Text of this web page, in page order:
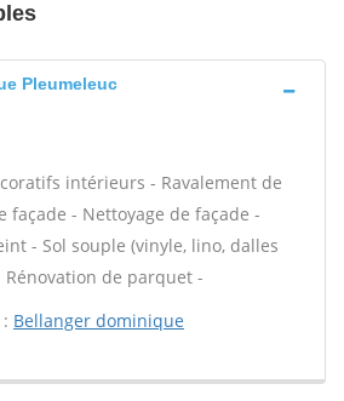
Pleumeleuc
intérieurs - Ravalement de
façade - Nettoyage de façade -
- Sol souple (vinyle, lino, dalles
Rénovation de parquet -
Bellanger dominique